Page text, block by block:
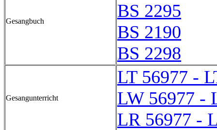
Gesangbuch
BS 2295
BS 2190
BS 2298
Gesangunterricht
LT 56977 -
LW 56977 -
LR 56977 -